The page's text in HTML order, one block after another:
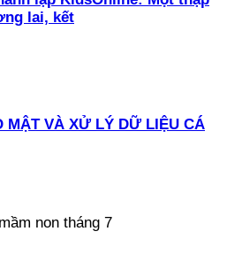
lai, kết
MẬT VÀ XỬ LÝ DỮ LIỆU CÁ